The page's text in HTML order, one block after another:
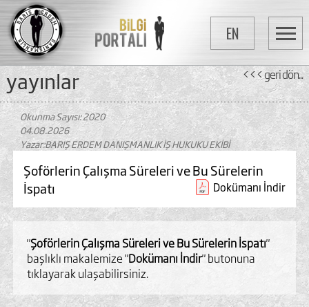
EN
yayinlar <<< geri dön...
Okunma Sayısı: 2020
04.08.2026
Yazar:BARIŞ ERDEM DANIŞMANLIK İŞ HUKUKU EKİBİ
Şoförlerin Çalışma Süreleri ve Bu Sürelerin
İspatı
Dokümanı İndir
"Şoförlerin Çalışma Süreleri ve Bu Sürelerin İspatı"
başlıklı makalemize "Dokümanı İndir" butonuna
tıklayarak ulaşabilirsiniz.